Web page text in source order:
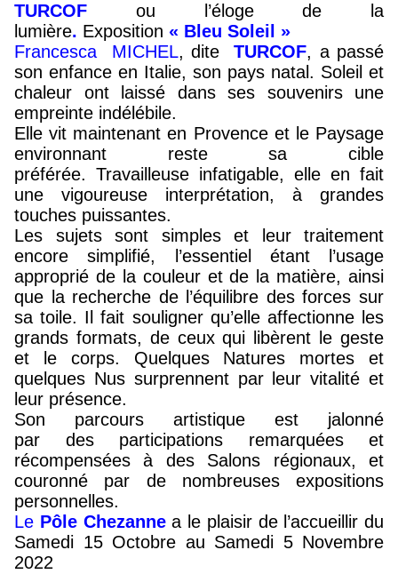
TURCOF
ou l’éloge de la
lumière. Exposition « Bleu Soleil »
Francesca MICHEL, dite TURCOF, a passé
son enfance en Italie, son pays natal . Soleil et
chaleur ont laissé dans ses souvenirs
une
empreinte indélébile.
Elle vit maintenant en Provence et le Paysage
environnant reste sa cible
préférée. Travailleuse infatigable, e lle en fait
une vigoureuse interprétation, à grandes
touches puissantes.
Les sujets sont simples
et
leur traitement
encore
simplifié, l’essentiel étant l’usage
approprié de la couleur et de la matière, ainsi
que la recherche de l’équilibre des forces sur
sa toile. Il fait souligner qu’elle affectionne les
grands formats, de ceux qui libèrent le geste
et le corps.
Quelques Natures mortes et
quelques Nus surprennent par leur vitalité et
leur présence.
Son parcours artistique est jalonné
par
des participations remarquées
et
récompensées
à des Salons
régionaux, et
couronné par de nombreuses
expositions
personnelles.
Le Pôle Chezanne a le plaisir de l’accueillir du
Samedi 15 Octobre au Samedi 5 Novembre
2022